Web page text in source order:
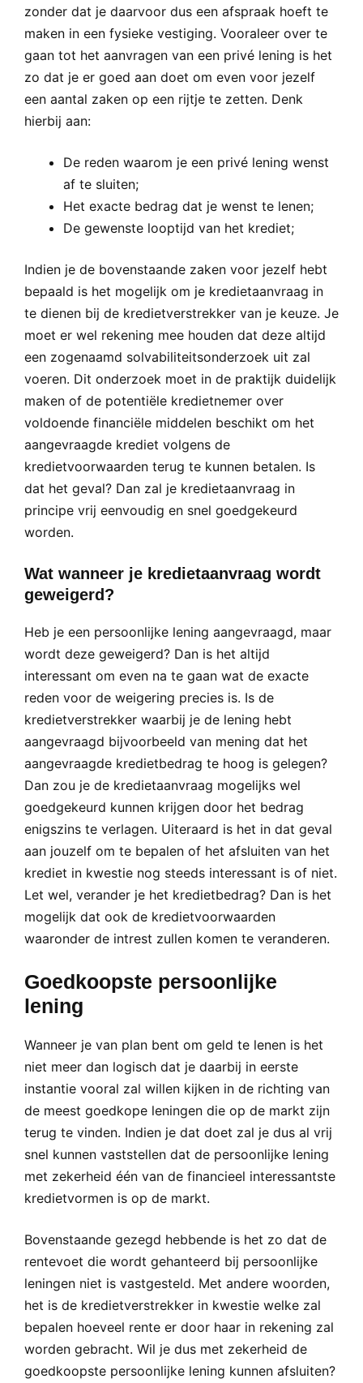
zonder dat je daarvoor dus een afspraak hoeft te
maken in een fysieke vestiging. Vooraleer over te
gaan tot het aanvragen van een privé lening is het
zo dat je er goed aan doet om even voor jezelf
een aantal zaken op een rijtje te zetten. Denk
hierbij aan:
De reden waarom je een privé lening wenst
af te sluiten;
Het exacte bedrag dat je wenst te lenen;
De gewenste looptijd van het krediet;
Indien je de bovenstaande zaken voor jezelf hebt
bepaald is het mogelijk om je kredietaanvraag in
te dienen bij de kredietverstrekker van je keuze. Je
moet er wel rekening mee houden dat deze altijd
een zogenaamd solvabiliteitsonderzoek uit zal
voeren. Dit onderzoek moet in de praktijk duidelijk
maken of de potentiële kredietnemer over
voldoende financiële middelen beschikt om het
aangevraagde krediet volgens de
kredietvoorwaarden terug te kunnen betalen. Is
dat het geval? Dan zal je kredietaanvraag in
principe vrij eenvoudig en snel goedgekeurd
worden.
Wat wanneer je kredietaanvraag wordt
geweigerd?
Heb je een persoonlijke lening aangevraagd, maar
wordt deze geweigerd? Dan is het altijd
interessant om even na te gaan wat de exacte
reden voor de weigering precies is. Is de
kredietverstrekker waarbij je de lening hebt
aangevraagd bijvoorbeeld van mening dat het
aangevraagde kredietbedrag te hoog is gelegen?
Dan zou je de kredietaanvraag mogelijks wel
goedgekeurd kunnen krijgen door het bedrag
enigszins te verlagen. Uiteraard is het in dat geval
aan jouzelf om te bepalen of het afsluiten van het
krediet in kwestie nog steeds interessant is of niet.
Let wel, verander je het kredietbedrag? Dan is het
mogelijk dat ook de kredietvoorwaarden
waaronder de intrest zullen komen te veranderen.
Goedkoopste persoonlijke
lening
Wanneer je van plan bent om geld te lenen is het
niet meer dan logisch dat je daarbij in eerste
instantie vooral zal willen kijken in de richting van
de meest goedkope leningen die op de markt zijn
terug te vinden. Indien je dat doet zal je dus al vrij
snel kunnen vaststellen dat de persoonlijke lening
met zekerheid één van de financieel interessantste
kredietvormen is op de markt.
Bovenstaande gezegd hebbende is het zo dat de
rentevoet die wordt gehanteerd bij persoonlijke
leningen niet is vastgesteld. Met andere woorden,
het is de kredietverstrekker in kwestie welke zal
bepalen hoeveel rente er door haar in rekening zal
worden gebracht. Wil je dus met zekerheid de
goedkoopste persoonlijke lening kunnen afsluiten?